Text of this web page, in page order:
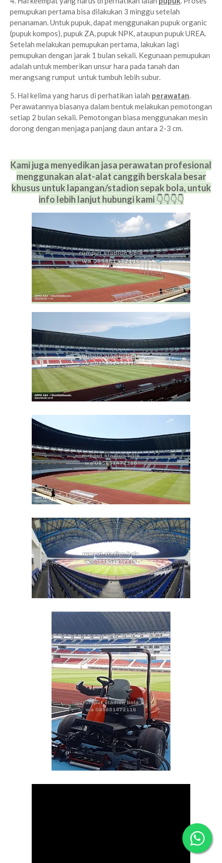
pemupukan pertama bisa dilakukan 3 minggu setelah
penanaman. Untuk pupuk, dapat menggunakan pupuk organic
(pupuk kompos), pupuk ZA, pupuk NPK, ataupun pupuk UREA.
Setelah melakukan pemupukan pertama, lakukan lagi
pemupukan dengan jarak 1 bulan sekali. Kegunaan pemupukan
adalah untuk memberikan unsur hara pada tanah dan
merangsang rumput untuk tumbuh lebih subur.
5. Hal kelima yang harus di perhatikan ialah perawatan.
Perawatannya biasanya dalam bentuk melakukan pemotongan
setiap 2 bulan sekali. Pemotongan biasa menggunakan mesin
dorong dengan menjaga panjang daun antara 2-3 cm.
Kami juga menyedikan jasa perawatan profesional
menggunakan alat-alat canggih berskala besar
khusus untuk lapangan/stadion sepak bola, untuk
info lebih lanjut hubungi kami 👇👇👇👇